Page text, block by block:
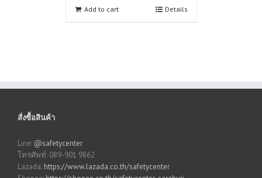
Add to cart Details
สั่งซื้อสินค้า
Line: @safetycenter
โทรศัพท์: 089-901 9862
Lazada: https://www.lazada.co.th/safetycenter